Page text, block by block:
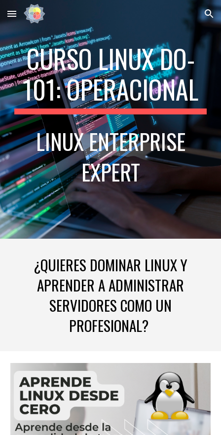
Skip to main content Skip to navigation
CURSO LINUXDO-
101: OPERACIONAL
LINUX ENTERPRISE
EXPERT
¿QUIERES DOMINAR LINUX Y
APRENDER A ADMINISTRAR
SERVIDORES COMO UN
PROFESIONAL?